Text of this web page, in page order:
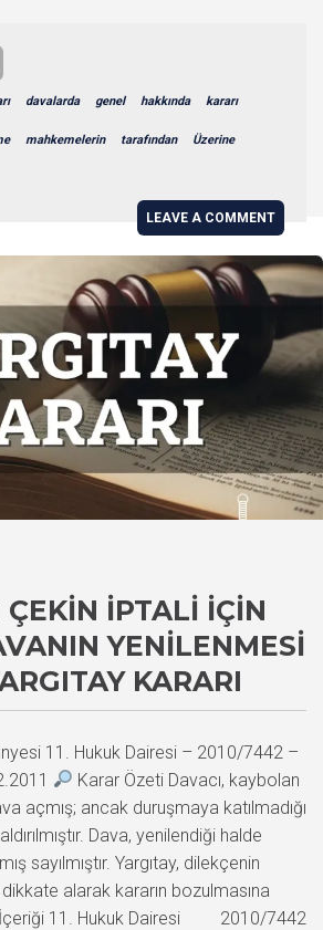
davalarda genel hakkında kararı
mahkemelerin tarafından Üzerine
LEAVE A COMMENT
İPTALI IÇIN
YENILENMESI
KARARI
11. Hukuk Dairesi – 2010/7442 –
Karar Özeti Davacı, kaybolan
açmış; ancak duruşmaya katılmadığı
Dava, yenilendiği halde
sayılmıştır. Yargıtay, dilekçenin
alarak kararın bozulmasına
İçeriği 11. Hukuk Dairesi 2010/7442